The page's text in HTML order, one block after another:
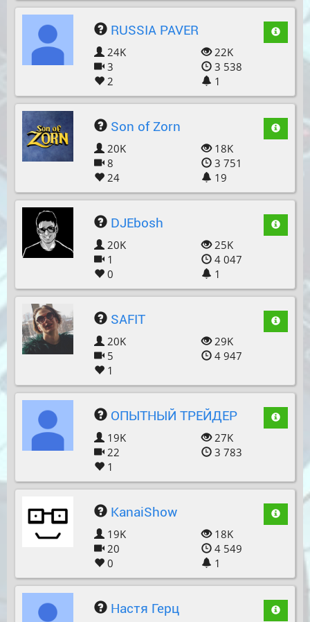
RUSSIA PAVER
24K
3
2
22K
3 538
1
Son of Zorn
20K
8
24
18K
3 751
19
DJEbosh
20K
1
0
25K
4 047
1
SAFIT
20K
5
1
29K
4 947
ОПЫТНЫЙ ТРЕЙДЕР
19K
22
1
27K
3 783
KanaiShow
19K
20
0
18K
4 549
1
Настя Герц